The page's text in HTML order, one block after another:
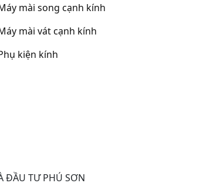
mài song cạnh kính
mài vát cạnh kính
kiện kính
ĐẦU TƯ PHÚ SƠN